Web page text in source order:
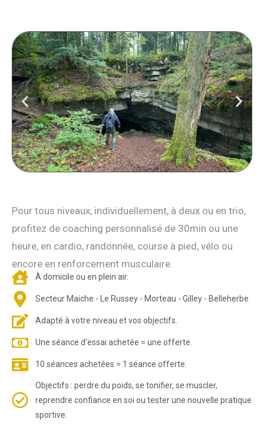
Pour tous niveaux, individuellement, à deux ou en trio,
profitez de coaching personnalisé de 30min ou une
heure, en cardio, randonnée, course à pied, vélo ou
encore en renforcement musculaire.
À domicile ou en plein air.
Secteur Maiche - Le Russey - Morteau - Gilley - Belleherbe
Adapté à votre niveau et vos objectifs.
Une séance d'essai achetée = une offerte.
10 séances achetées = 1 séance offerte.
Objectifs : perdre du poids, se tonifier, se muscler,
reprendre confiance en soi ou tester une nouvelle pratique
sportive.